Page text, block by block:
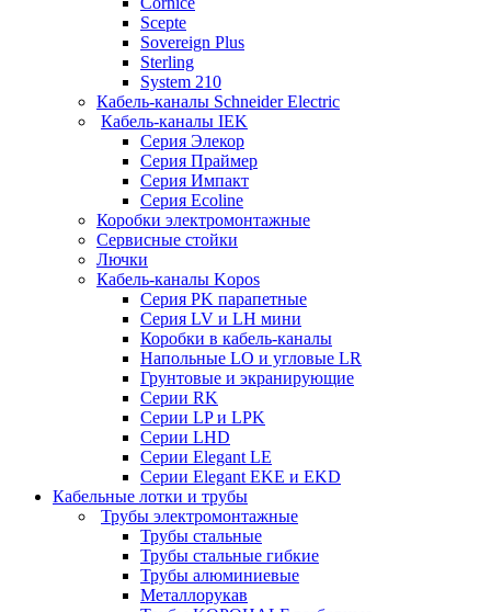
Scepte
Sovereign Plus
Sterling
System 210
Кабель-каналы Schneider Electric
Кабель-каналы IEK
Серия Элекор
Серия Праймер
Серия Импакт
Серия Ecoline
Коробки электромонтажные
Сервисные стойки
Лючки
Кабель-каналы Kopos
Серия PK парапетные
Серия LV и LH мини
Коробки в кабель-каналы
Напольные LO и угловые LR
Грунтовые и экранирующие
Серии RK
Серии LP и LPK
Серии LHD
Серии Elegant LE
Серии Elegant EKE и EKD
Кабельные лотки и трубы
Трубы электромонтажные
Трубы стальные
Трубы стальные гибкие
Трубы алюминиевые
Металлорукав